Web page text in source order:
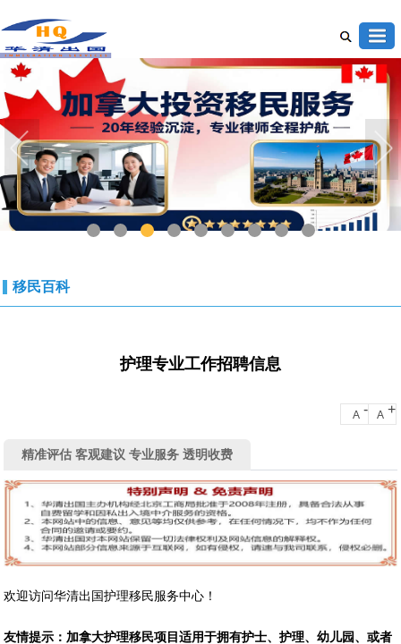
1 2 3 4 5 7 8 9
移民百科
护理专业工作招聘信息
A - A +
精准评估 客观建议 专业服务 透明收费
欢迎访问华清出国护理移民服务中心！
友情提示：加拿大护理移民项目适用于拥有护士、护理、幼儿园、或者